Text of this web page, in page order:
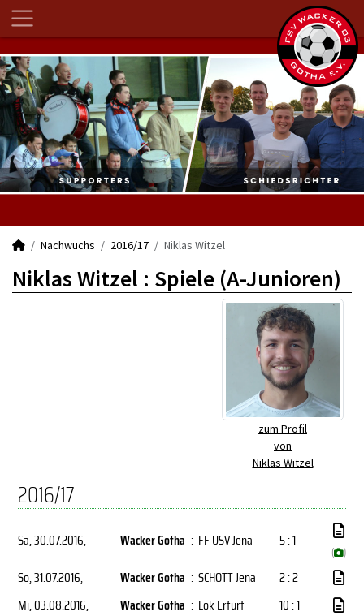
Nachwuchs 2016/17 Niklas Witzel
Niklas Witzel : Spiele (A-Junioren)
zum Profil
von
Niklas Witzel
2016/17
Sa, 30.07.2016, Wacker Gotha : FF USV Jena 5 : 1
( )
So, 31.07.2016, Wacker Gotha : SCHOTT Jena
2 : 2
Mi, 03.08.2016, Wacker Gotha : Lok Erfurt
10 : 1